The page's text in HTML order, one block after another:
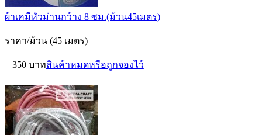
ผ้าเคมีหัวม่านกว้าง 8 ซม.(ม้วน45เมตร)
ราคา/ม้วน (45 เมตร)
350 บาทสินค้าหมดหรือถูกจองไว้